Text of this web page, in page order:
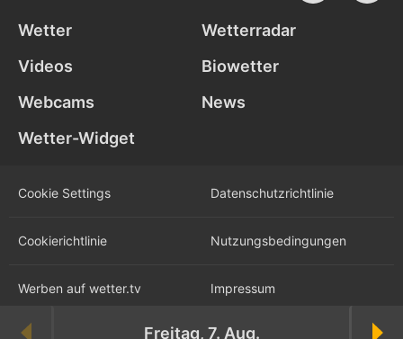
Freitag, 7. Aug.
Wetter
Wetterradar
Videos
Biowetter
Webcams
News
Wetter-Widget
Cookie Settings Datenschutz­richtlinie
Cookie­richtlinie Nutzungs­bedingungen
Werben auf wetter.tv Impressum